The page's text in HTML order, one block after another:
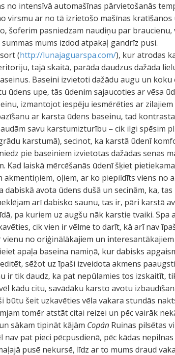
no intensīvā automašīnas pārvietošanās
virsmu ar no tā izrietošo mašīnas
šoferim pasniedzam naudiņu par
mums izdod atpakaļ gandrīz pusi.
(http://lunajaguarspa.com/), kur atrodas
tajā skaitā, parāda daudzus dažāda
Baseini izvietoti dažādu augu un
ūdens upe, tās ūdenim sajaucoties ar vēsa
izmantojot iespēju iesmērēties ar
ar karsta ūdens baseinu, tad
savu karstumizturību – cik ilgi spēsim
karstumā), secinot, ka karstā ūdenī
pie baseiniem izvietotas dažādas senas
Kad laiskā mērcēšanās ūdenī šķiet
akmentiņiem, oļiem, ar ko piepildīts viens no
avota ūdens dušā un secinām, ka,
arī dabisko saunu, tas ir, pāri karstā
pa kuriem uz augšu nāk karstie tvaiki.
cik vien ir vēlme to darīt, kā arī nav
vienu no oriģinālākajiem un
apaļa baseina namiņā, kur dabisks
sēžot uz īpaši izveidota akmens
ir tik daudz, ka pat nepūlamies tos izskaitīt,
kādu citu, savādāku karsto avotu
būtu šeit uzkavēties vēla vakara stundās
tomēr atstāt citai reizei un pēc vairāk
sākam tipināt kājām Copán Ruinas pilsētas
nav pat pieci pēcpusdienā, pēc kādas
pusē nekursē, līdz ar to mums draud